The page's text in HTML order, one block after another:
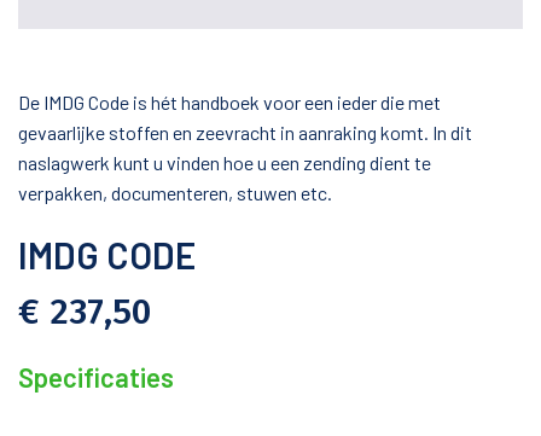
De IMDG Code is hét handboek voor een ieder die met
gevaarlijke stoffen en zeevracht in aanraking komt. In dit
naslagwerk kunt u vinden hoe u een zending dient te
verpakken, documenteren, stuwen etc.
IMDG CODE
€ 237,50
Specificaties